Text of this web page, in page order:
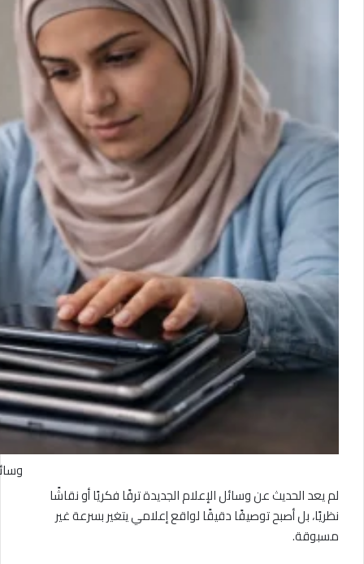
لم يعد الحديث عن وسائل الإعلام الجديدة ترفًا فكريًا أو نقاشًا
نظريًا، بل أصبح توصيفًا دقيقًا لواقع إعلامي يتغير بسرعة غير
مسبوقة.